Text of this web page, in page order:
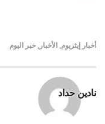
أخبار إيثريوم, الأخبار, خبر اليوم
نادين حداد